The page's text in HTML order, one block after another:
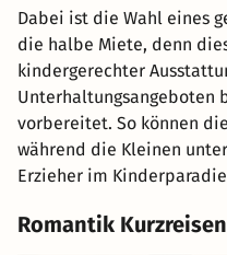
Dabei ist die Wahl eines
die halbe Miete, denn
kindergerechter
Unterhaltungsangeboten
vorbereitet. So können
während die Kleinen
Erzieher im
Romantik Kurzreisen